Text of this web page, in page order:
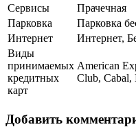
Сервисы
Прачечная
Парковка
Парковка
Интернет
Интернет,
Виды
принимаемых
кредитных
карт
American
Club, Cabal,
Добавить